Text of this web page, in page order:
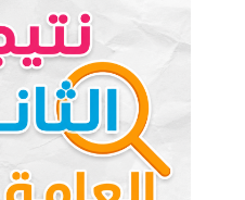
المقاطعة.. مصرية لا
فلسطين
اقرأ المزيد:
السعر وأماكن البيع
إسرائيل (صور)